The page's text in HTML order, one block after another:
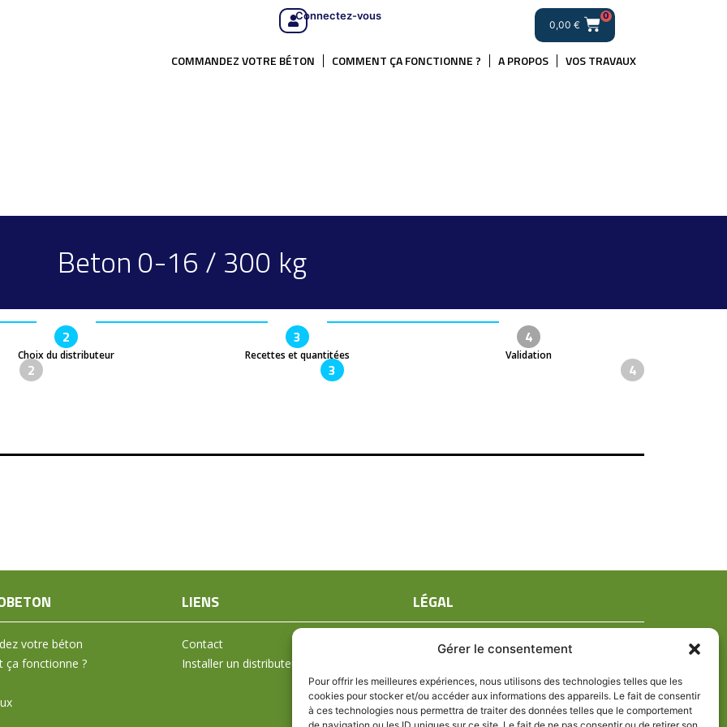
Gérer le consentement
Pour offrir les meilleures expériences, nous utilisons des technologies telles que les
cookies pour stocker et/ou accéder aux informations des appareils. Le fait de consentir
à ces technologies nous permettra de traiter des données telles que le comportement
Connectez-vous
0,00 €
0
COMMANDEZ VOTRE BÉTON COMMENT ÇA FONCTIONNE ? A PROPOS VOS TRAVAUX
Beton 0-16 / 300 kg
2
Choix du distributeur
3
Recettes et quantitées
4
Validation
2 3 4
votre béton
ça fonctionne ?
LIENS
Contact
Installer un distributeur
LÉGAL
Mentions légales
Politique de confidentialité
Politique de cookies (UE)